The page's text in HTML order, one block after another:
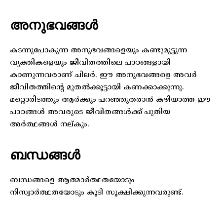
അനുഭവങ്ങൾ
കടന്നുപോകുന്ന അനുഭവങ്ങളെയും കണ്ടുമുട്ടുന്ന
വ്യക്തികളെയും ജീവിതത്തിലെ പാഠങ്ങളായി
കാണുന്നവരാണ് ചിലർ. ഈ അനുഭവങ്ങളെ അവർ
ജീവിതത്തിന്റെ മുതൽക്കൂട്ടായി കണക്കാക്കുന്നു.
മറ്റൊരിടത്തും ആർക്കും പറഞ്ഞുതരാൻ കഴിയാത്ത ഈ
പാഠങ്ങൾ അവരുടെ ജീവിതങ്ങൾക്ക് പുതിയ
അർത്ഥങ്ങൾ നല്കും.
ബന്ധങ്ങൾ
ബന്ധങ്ങളെ ആത്മാർത്ഥതയോടും
നിസ്വാർത്ഥതയോടും കൂടി സൂക്ഷിക്കുന്നവരുണ്ട്.